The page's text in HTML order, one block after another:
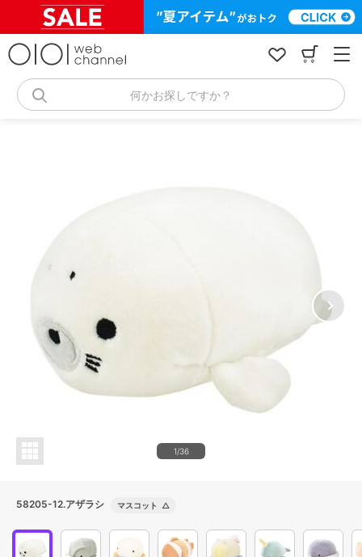
何かお探しですか？
1/36
58205-12.アザラシ マスコット △